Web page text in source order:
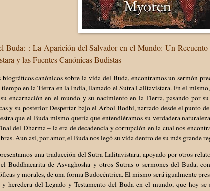
Buda: : La Aparición del Salvador en el Mundo: Un
y las Fuentes Canónicas Budistas
biográficos canónicos sobre la vida del Buda, encontramos un sermón
tiempo en la Tierra en la India, llamado el Sutra Lalitavistara. En el
encarnación en el mundo y su nacimiento en la Tierra, pasando por
y su posterior Despertar bajo el Árbol Bodhi, narrado desde el punto
que el Buda mismo quería que entendiéramos su verdadera
del Dharma – la era de decadencia y corrupción en la cual nos
Aun así, por amor, el Buda nos legó su vida dentro de su más grande
una traducción del Sutra Lalitavistara, apoyado por otros
Buddhacarita de Asvaghosha y otros Sutras o sermones del Buda,
y morales, de una forma Budocéntrica. El mismo será igualmente
heredera del Legado y Testamento del Buda en el mundo, que hoy se